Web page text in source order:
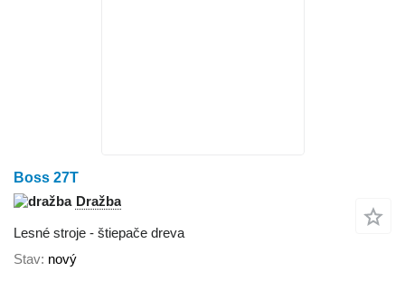
Boss 27T
Dražba
Lesné stroje - štiepače dreva
Stav nový